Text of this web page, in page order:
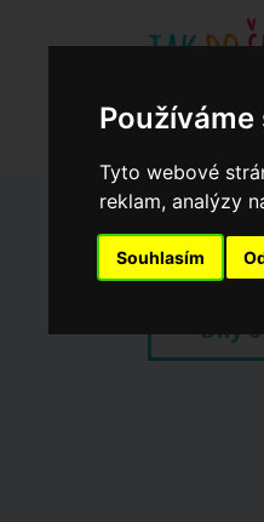
Tyto webové
reklam, analýzy
Souhlasím
Základní školy
Když
Dny